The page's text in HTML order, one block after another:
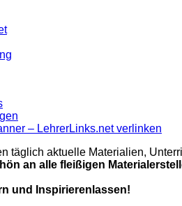
– LehrerLinks.net verlinken
täglich aktuelle Materialien,
an alle fleißigen
und Inspirierenlassen!